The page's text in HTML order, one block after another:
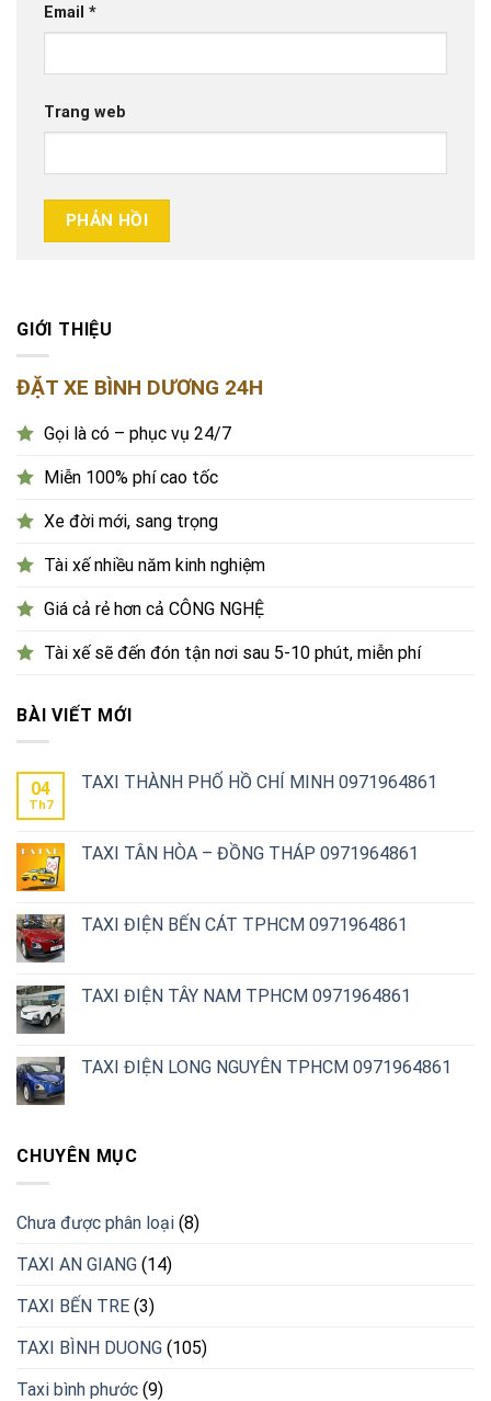
Email *
Trang web
GIỚI THIỆU
ĐẶT XE BÌNH DƯƠNG 24H
Gọi là có – phục vụ 24/7
Miễn 100% phí cao tốc
Xe đời mới, sang trọng
Tài xế nhiều năm kinh nghiệm
Giá cả rẻ hơn cả CÔNG NGHỆ
Tài xế sẽ đến đón tận nơi sau 5-10 phút, miễn phí
BÀI VIẾT MỚI
04
Th7
TAXI THÀNH PHỐ HỒ CHÍ MINH 0971964861
TAXI TÂN HÒA – ĐỒNG THÁP 0971964861
TAXI ĐIỆN BẾN CÁT TPHCM 0971964861
TAXI ĐIỆN TÂY NAM TPHCM 0971964861
TAXI ĐIỆN LONG NGUYÊN TPHCM 0971964861
CHUYÊN MỤC
Chưa được phân loại (8)
TAXI AN GIANG (14)
TAXI BẾN TRE (3)
TAXI BÌNH DUONG (105)
Taxi bình phước (9)